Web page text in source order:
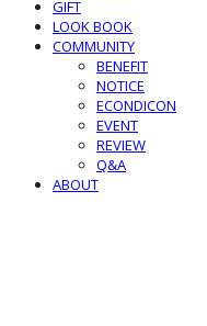
GIFT
LOOK BOOK
COMMUNITY
BENEFIT
NOTICE
ECONDICON
EVENT
REVIEW
Q&A
ABOUT